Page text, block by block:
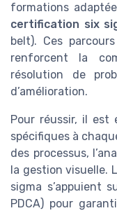
formations
certification six
belt). Ces
renforcent la
résolution de
d’amélioration.
Pour réussir, il est
spécifiques à
des processus,
la gestion visuelle.
sigma s’appuient
PDCA) pour